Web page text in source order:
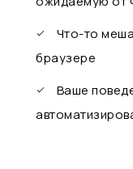
Что-то
браузере
Ваше